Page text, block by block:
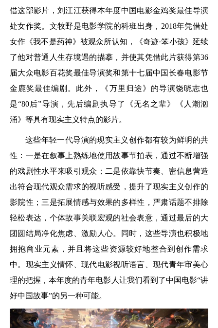
借这部影片，刘江江获得本年度中国电影金鸡奖最佳导演
处女作奖。文牧野是电影学院的科班出身，2018年凭借处
女作《我不是药神》被观众所认知，《奇迹·笨小孩》延续
了他对普通人生存境遇的描摹，并使其凭借此片获得第36
届大众电影百花奖最佳导演奖和第十七届中国长春电影节
金鹿奖最佳编剧。此外，《万里归途》的导演饶晓志也
是“80后”导演，先后编剧执导了《无名之辈》《人潮汹
涌》等具有现实主义特点的影片。
这些年轻一代导演的现实主义创作都有较为鲜明的共
性：一是在叙事上熟练地使用故事节拍表，通过不断增强
的戏剧性水平来吸引观众；二是依靠快节奏、密信息营造
出符合现代观众需求的视听感受，提升了现实主义创作的
影院性；三是拓展情感与效果的多样性，严肃话题不排除
轻松表达，个体故事关联宏观的社会表意，通过最后的大
团圆结局净化焦虑、激励人心。同时，这些导演也积极地
拥抱商业元素，并且将这些资源较好地整合到创作需求
中。现实主义情怀、现代电影视听语言、现代青年审美心
理的把握，本年度的青年电影人让我们看到了中国电影“讲
好中国故事”的另一种可能。